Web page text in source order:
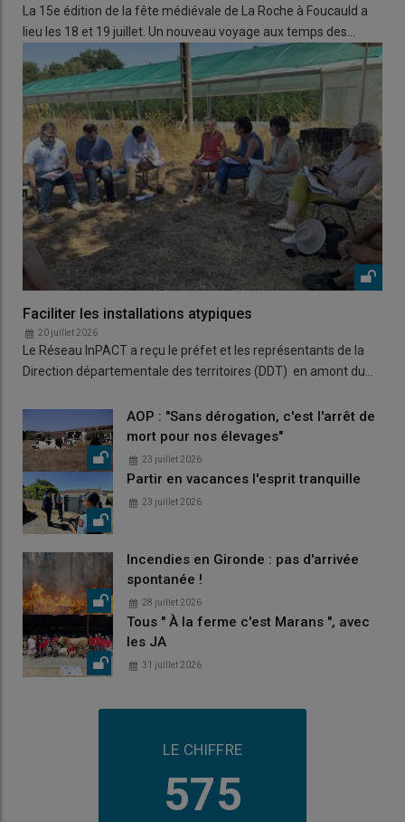
La 15e édition de la fête médiévale de La Roche à Foucauld a
lieu les 18 et 19 juillet. Un nouveau voyage aux temps des…
Faciliter les installations atypiques
20 juillet 2026
Le Réseau InPACT a reçu le préfet et les représentants de la
Direction départementale des territoires (DDT) en amont du…
AOP : "Sans dérogation, c'est l'arrêt de
mort pour nos élevages"
23 juillet 2026
Partir en vacances l'esprit tranquille
23 juillet 2026
Incendies en Gironde : pas d'arrivée
spontanée !
28 juillet 2026
Tous " À la ferme c'est Marans ", avec
les JA
31 juillet 2026
LE CHIFFRE
575